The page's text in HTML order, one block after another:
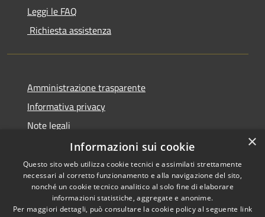
Leggi le FAQ
Richiesta assistenza
Amministrazione trasparente
Informativa privacy
Note legali
Dichiarazione di accessibilità
RSS
Copyright © 2026 • Comune di
×
Informazioni sui cookie
Questo sito web utilizza cookie tecnici e assimilati strettamente
necessari al corretto funzionamento e alla navigazione del sito,
nonché un cookie tecnico analitico al solo fine di elaborare
informazioni statistiche, aggregate e anonime.
Per maggiori dettagli, può consultare la cookie policy al seguente link